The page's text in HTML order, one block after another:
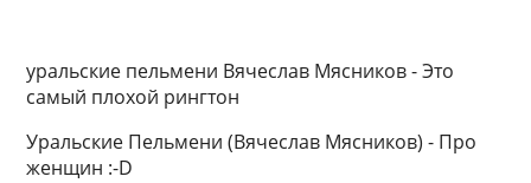
уральские пельмени Вячеслав Мясников - Это
самый плохой рингтон
Уральские Пельмени (Вячеслав Мясников) - Про
женщин :-D